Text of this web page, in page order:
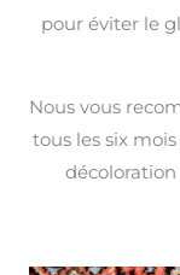
pour éviter le
Nous vous
tous les six